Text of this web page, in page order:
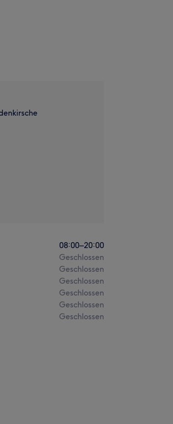
08:00–20:00
Geschlossen
Geschlossen
Geschlossen
Geschlossen
Geschlossen
Geschlossen